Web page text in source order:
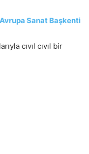
Sanat Başkenti
cıvıl cıvıl bir